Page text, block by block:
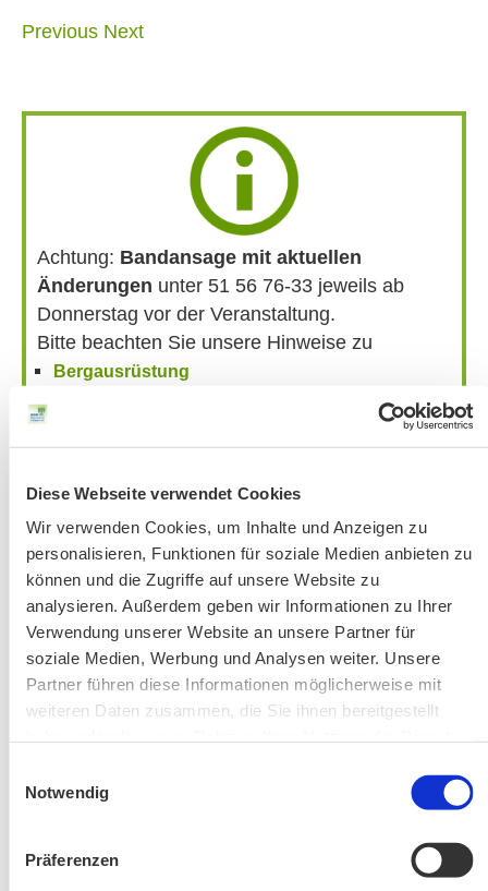
Diese Webseite verwendet Cookies
Wir verwenden Cookies, um Inhalte und Anzeigen zu
personalisieren, Funktionen für soziale Medien anbieten zu
können und die Zugriffe auf unsere Website zu
analysieren. Außerdem geben wir Informationen zu Ihrer
Verwendung unserer Website an unsere Partner für
soziale Medien, Werbung und Analysen weiter. Unsere
Partner führen diese Informationen möglicherweise mit
weiteren Daten zusammen, die Sie ihnen bereitgestellt
Notwendig
Präferenzen
Previous Next
Achtung: Bandansage mit aktuellen
Änderungen unter 51 56 76-33 jeweils ab
Donnerstag vor der Veranstaltung.
Bitte beachten Sie unsere Hinweise zu
Bergausrüstung
AKTUELLE ÄNDERUNGEN BEIM BILDUNGSWERK:
Aktuelle Änderungen bei unseren Exkursionen
Änderung! Aschauer Runde: Bankerlweg – Bärnsee –